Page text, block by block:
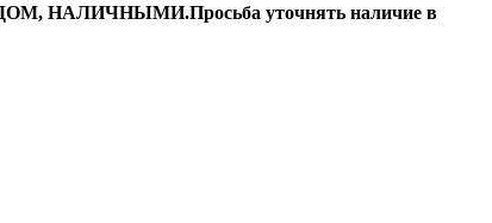
уточнять наличие в